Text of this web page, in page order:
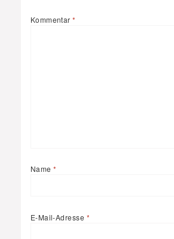
Kommentar*
Name*
E-Mail-Adresse *